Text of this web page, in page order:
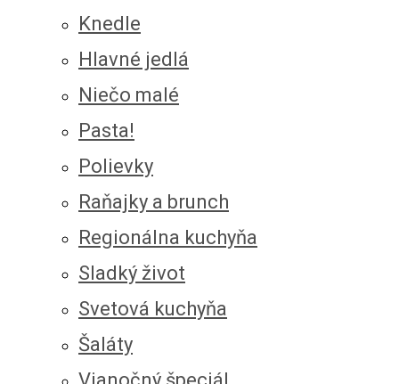
Knedle
Hlavné jedlá
Niečo malé
Pasta!
Polievky
Raňajky a brunch
Regionálna kuchyňa
Sladký život
Svetová kuchyňa
Šaláty